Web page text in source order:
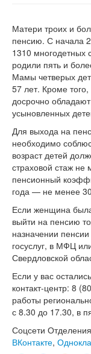
Матери троих и
пенсию. С начала
1310 многодетных
родили пять и
Мамы четверых
57 лет. Кроме
досрочно
усыновленных
Для выхода на
необходимо
возраст детей
страховой стаж не
пенсионный
года — не менее
Если женщина
выйти на пенсию
назначении
госуслуг, в МФЦ
Свердловской
Если у вас
контакт-центр: 8
работы
с 8.30 до 17.30, в
Соцсети
ВКонтакте,